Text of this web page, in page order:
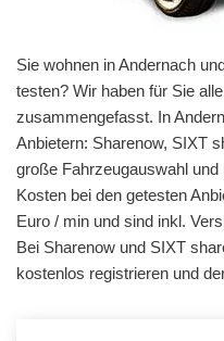
Sie wohnen in Andernach
testen? Wir haben für Sie
zusammengefasst. In
Anbietern: Sharenow, SIXT
große Fahrzeugauswahl
Kosten bei den getesten
Euro / min und sind inkl.
Bei Sharenow und SIXT
kostenlos registrieren und